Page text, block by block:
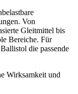
Von
Gleitmittel bis
Bereiche. Für
die passende
Wirksamkeit und